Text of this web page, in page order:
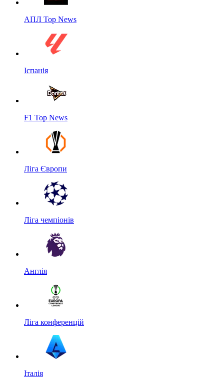
АПЛ Top News
Іспанія
F1 Top News
Ліга Європи
Ліга чемпіонів
Англія
Ліга конференцій
Італія